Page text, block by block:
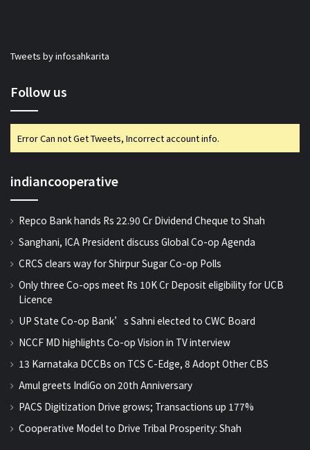
Tweets by infosahkarita
Follow us
Error Can not Get Tweets, Incorrect account info.
indiancooperative
Repco Bank hands Rs 22.90 Cr Dividend Cheque to Shah
Sanghani, ICA President discuss Global Co-op Agenda
CRCS clears way for Shirpur Sugar Co-op Polls
Only three Co-ops meet Rs 10K Cr Deposit eligibility for UCB
Licence
UP State Co-op Bank’s Sahni elected to CWC Board
NCCF MD highlights Co-op Vision in TV interview
13 Karnataka DCCBs on TCS C-Edge, 8 Adopt Other CBS
Amul greets IndiGo on 20th Anniversary
PACS Digitization Drive grows; Transactions up 177%
Cooperative Model to Drive Tribal Prosperity: Shah